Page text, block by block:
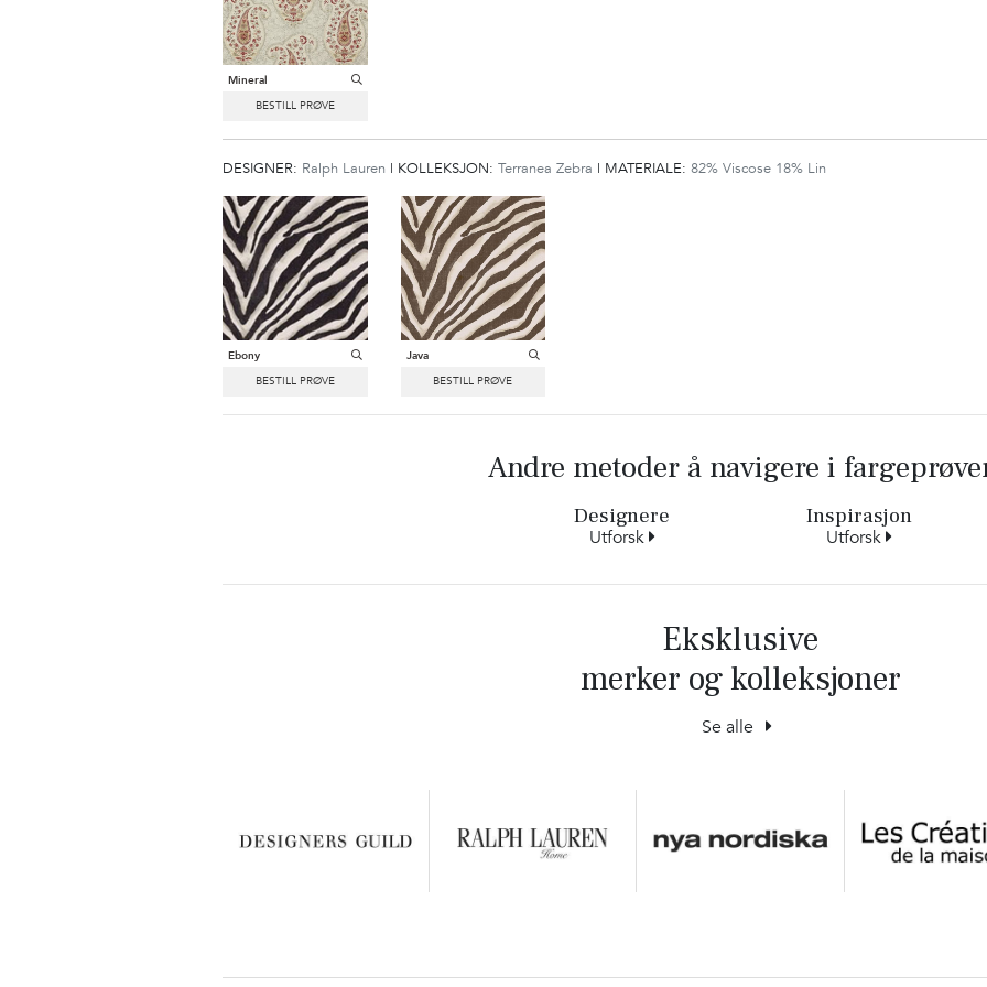
Mineral
DESIGNER: Ralph Lauren | KOLLEKSJON: Terranea Zebra | MATERIALE: 82% Viscose 18% Lin
Ebony Java
Andre metoder å navigere i
Designere
Utforsk
Inspirasjon
Utforsk
Eksklusive
merker og kolleksjoner
Se alle